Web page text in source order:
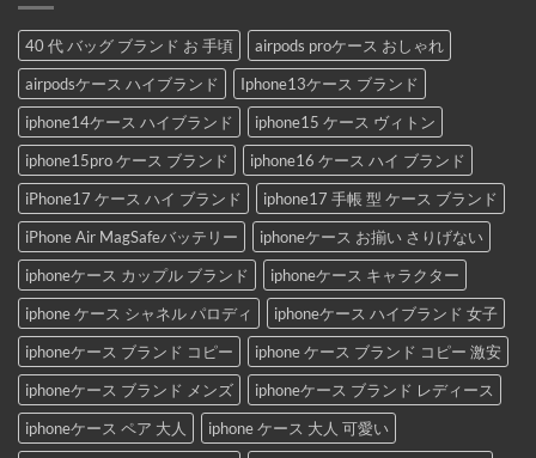
40 代 バッグ ブランド お 手頃
airpods proケース おしゃれ
airpodsケース ハイブランド
Iphone13ケース ブランド
iphone14ケース ハイブランド
iphone15 ケース ヴィトン
iphone15pro ケース ブランド
iphone16 ケース ハイ ブランド
iPhone17 ケース ハイ ブランド
iphone17 手帳 型 ケース ブランド
iPhone Air MagSafeバッテリー
iphoneケース お揃い さりげない
iphoneケース カップル ブランド
iphoneケース キャラクター
iphone ケース シャネル パロディ
iphoneケース ハイブランド 女子
iphoneケース ブランド コピー
iphone ケース ブランド コピー 激安
iphoneケース ブランド メンズ
iphoneケース ブランド レディース
iphoneケース ペア 大人
iphone ケース 大人 可愛い